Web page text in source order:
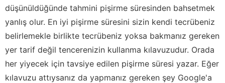
düşünüldüğünde tahmini pişirme süresinden bahsetmek
yanlış olur. En iyi pişirme süresini sizin kendi tecrübeniz
belirlemekle birlikte tecrübeniz yoksa bakmanız gereken
yer tarif değil tencerenizin kullanma kılavuzudur. Orada
her yiyecek için tavsiye edilen pişirme süresi yazar. Eğer
kılavuzu attıysanız da yapmanız gereken şey Google'a